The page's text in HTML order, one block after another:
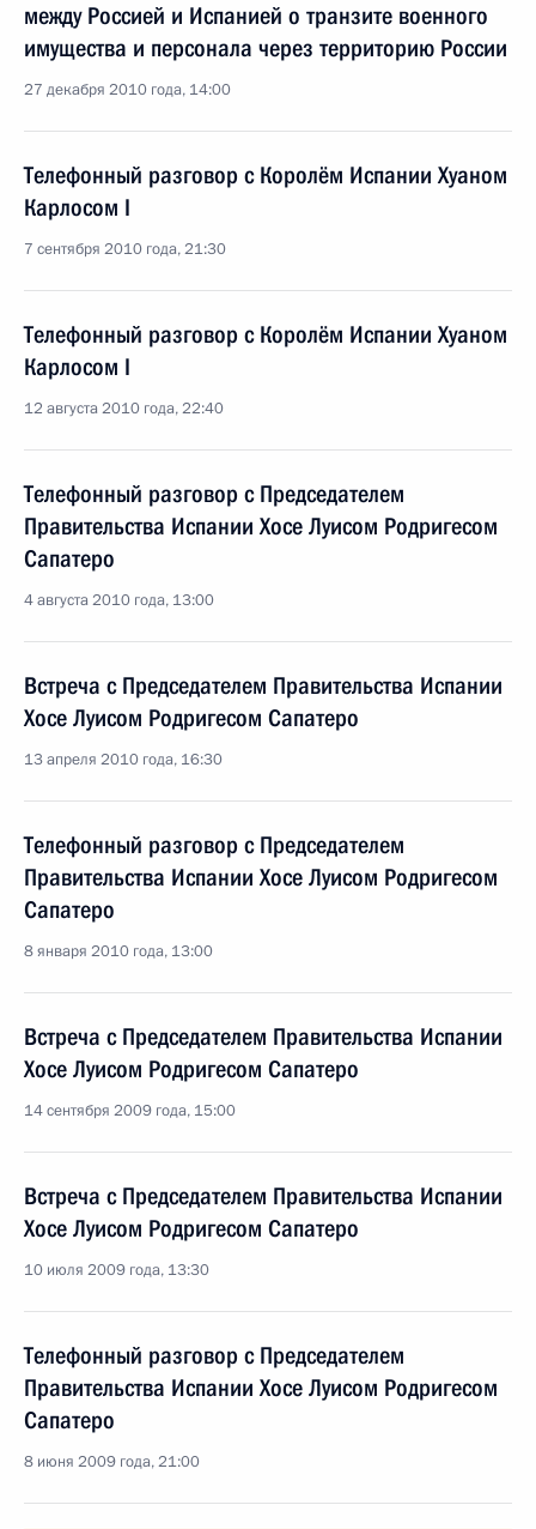
между Россией и Испанией о транзите военного
имущества и персонала через территорию России
27 декабря 2010 года, 14:00
Телефонный разговор с Королём Испании Хуаном
Карлосом I
7 сентября 2010 года, 21:30
Телефонный разговор с Королём Испании Хуаном
Карлосом I
12 августа 2010 года, 22:40
Телефонный разговор с Председателем
Правительства Испании Хосе Луисом Родригесом
Сапатеро
4 августа 2010 года, 13:00
Встреча с Председателем Правительства Испании
Хосе Луисом Родригесом Сапатеро
13 апреля 2010 года, 16:30
Телефонный разговор с Председателем
Правительства Испании Хосе Луисом Родригесом
Сапатеро
8 января 2010 года, 13:00
Встреча с Председателем Правительства Испании
Хосе Луисом Родригесом Сапатеро
14 сентября 2009 года, 15:00
Встреча с Председателем Правительства Испании
Хосе Луисом Родригесом Сапатеро
10 июля 2009 года, 13:30
Телефонный разговор с Председателем
Правительства Испании Хосе Луисом Родригесом
Сапатеро
8 июня 2009 года, 21:00